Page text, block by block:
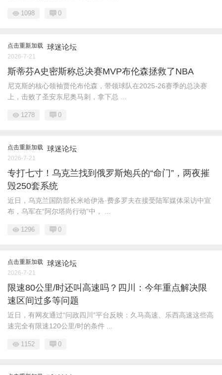
1098 0
点击重新加载 球迷论坛
2026-7-21
斯蒂芬A史密斯称总决赛MVP布伦森拯救了NBA
尼克斯的核心领袖贾伦布伦森，带领球队在2025-26赛季的总决赛
上，击败了圣安东尼奥马刺，拿下总 ...
1278 0
点击重新加载 球迷论坛
2026-7-21
专打七寸！乌克兰找到俄罗斯炮兵的“命门”，两夜摧
毁250套系统
近日，乌克兰国防部长米哈伊洛·费多罗夫在接受陆军媒体采访中宣
布，乌军在“阿尔塔尚行动”中， ...
1296 0
点击重新加载 球迷论坛
2026-7-21
限速80公里/时还叫高速吗？四川：今年重点解决限
速区间过多等问题
近日，有网友通过“问政四川”平台反映：久马高速、乐西高速这些高
速完全有限速120公里/时的条件 ...
1152 0